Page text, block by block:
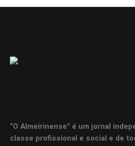
“O Almeirinense” é um jornal
classe profissional e social e de